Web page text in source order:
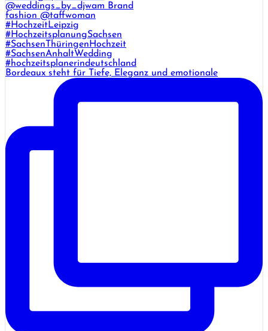
Bordeaux steht für Tiefe, Eleganz und emotionale